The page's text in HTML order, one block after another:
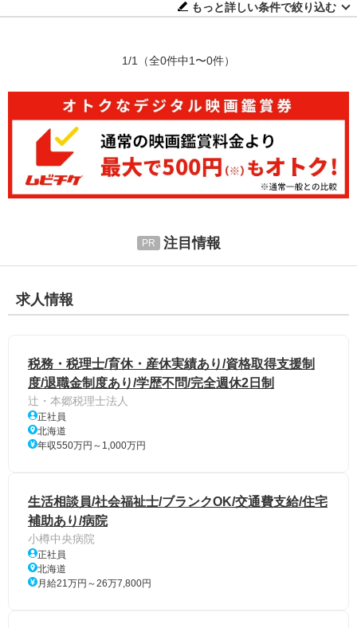
もっと詳しい条件で絞り込む
1/1 （全0件中1〜0件）
注目情報
求人情報
税務・税理士/育休・産休実績あり/資格取得支援制
度/退職金制度あり/学歴不問/完全週休2日制
辻・本郷税理士法人
正社員
北海道
年収550万円～1,000万円
生活相談員/社会福祉士/ブランクOK/交通費支給/住宅
補助あり/病院
小樽中央病院
正社員
北海道
月給21万円～26万7,800円